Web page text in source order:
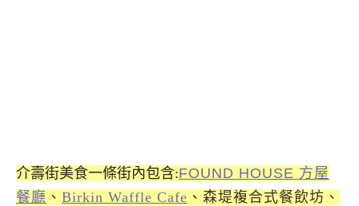
介壽街美食一條街內包含:FOUND HOUSE 方屋
餐廳 、 Birkin Waffle Cafe 、森堤複合式餐飲坊 、